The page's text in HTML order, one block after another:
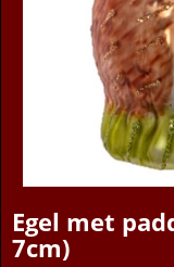
Egel met
7cm)